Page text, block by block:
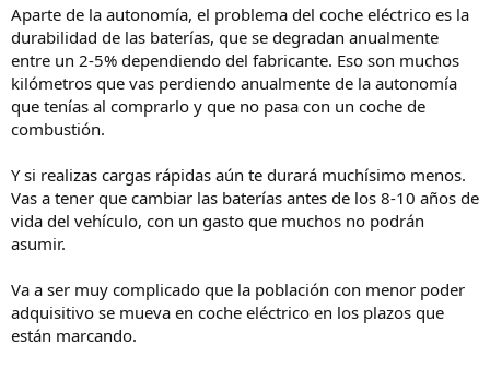
Aparte de la autonomía, el problema del coche eléctrico es la
durabilidad de las baterías, que se degradan anualmente
entre un 2-5% dependiendo del fabricante. Eso son muchos
kilómetros que vas perdiendo anualmente de la autonomía
que tenías al comprarlo y que no pasa con un coche de
combustión.
Y si realizas cargas rápidas aún te durará muchísimo menos.
Vas a tener que cambiar las baterías antes de los 8-10 años de
vida del vehículo, con un gasto que muchos no podrán
asumir.
Va a ser muy complicado que la población con menor poder
adquisitivo se mueva en coche eléctrico en los plazos que
están marcando.